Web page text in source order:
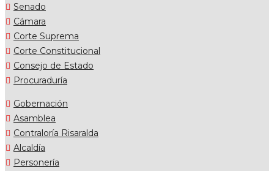
Senado
Cámara
Corte Suprema
Corte Constitucional
Consejo de Estado
Procuraduría
Gobernación
Asamblea
Contraloría Risaralda
Alcaldía
Personería